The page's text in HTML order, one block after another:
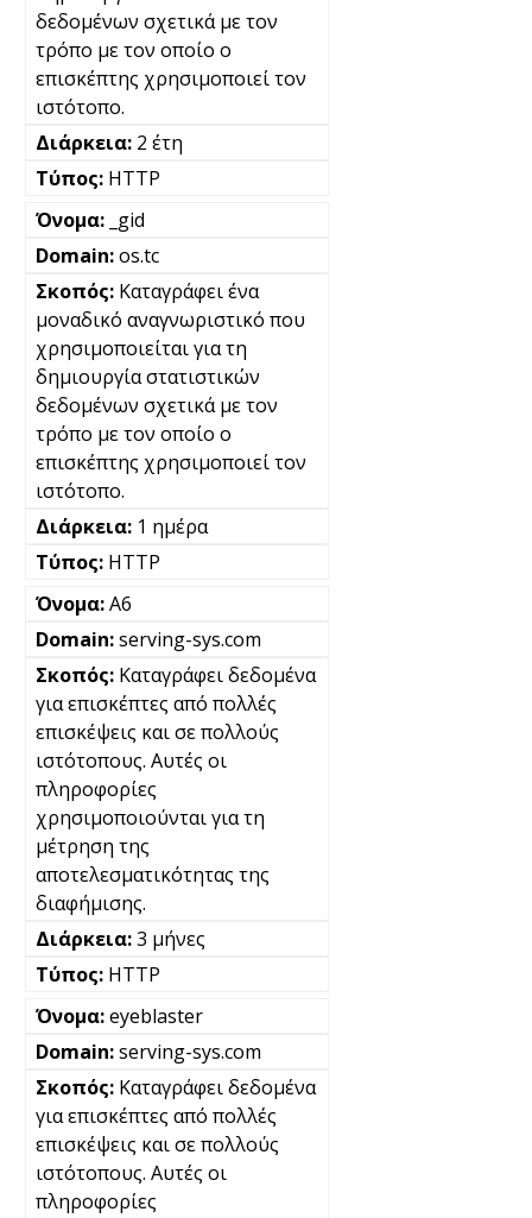
δεδομένων σχετικά με τον
τρόπο με τον οποίο ο
επισκέπτης χρησιμοποιεί τον
ιστότοπο.
2 έτη
HTTP
_gid
os.tc
Καταγράφει ένα
μοναδικό αναγνωριστικό που
χρησιμοποιείται για τη
δημιουργία στατιστικών
δεδομένων σχετικά με τον
τρόπο με τον οποίο ο
επισκέπτης χρησιμοποιεί τον
ιστότοπο.
1 ημέρα
HTTP
A6
serving-sys.com
Καταγράφει δεδομένα
για επισκέπτες από πολλές
επισκέψεις και σε πολλούς
ιστότοπους. Αυτές οι
πληροφορίες
χρησιμοποιούνται για τη
μέτρηση της
αποτελεσματικότητας της
διαφήμισης.
3 μήνες
HTTP
eyeblaster
serving-sys.com
Καταγράφει δεδομένα
για επισκέπτες από πολλές
επισκέψεις και σε πολλούς
ιστότοπους. Αυτές οι
πληροφορίες